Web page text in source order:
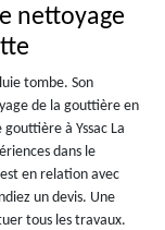
nettoyage
tombe. Son
de la gouttière en
à Yssac La
dans le
en relation avec
un devis. Une
tous les travaux.